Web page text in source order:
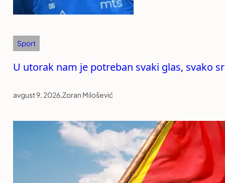
Sport
U utorak nam je potreban svaki glas, svako
avgust 9, 2026.Zoran Milošević